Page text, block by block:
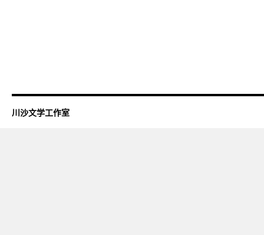
川沙文学工作室